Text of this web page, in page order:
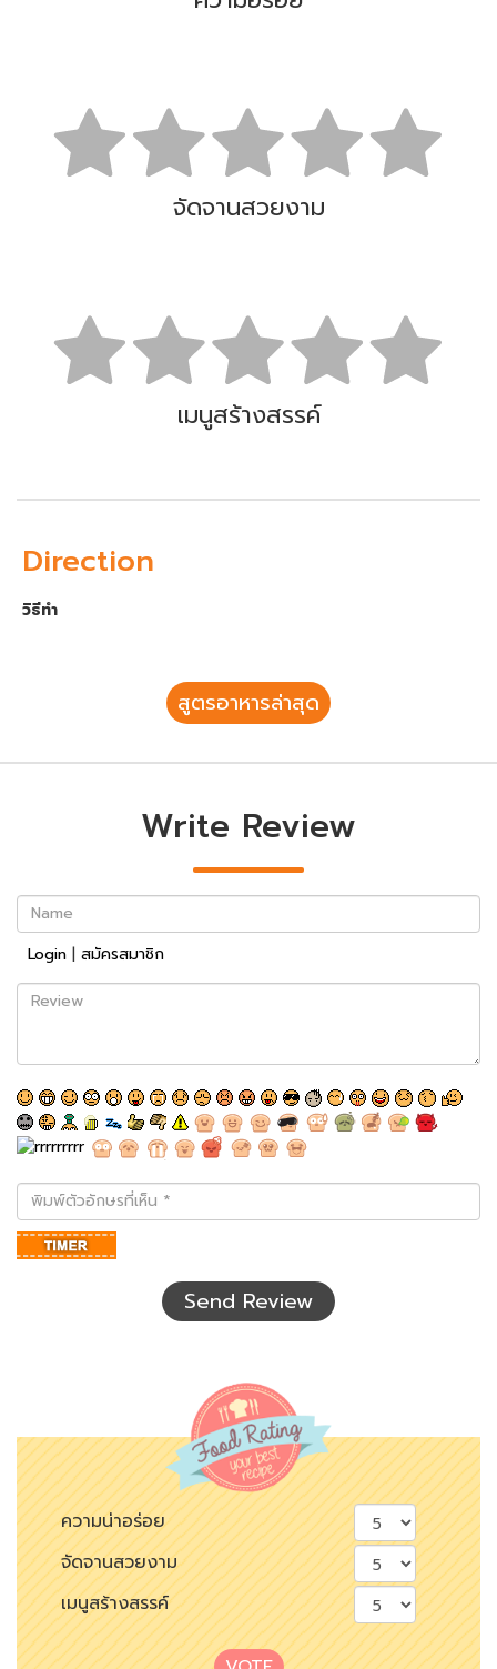
จัดจานสวยงาม
เมนูสร้างสรรค์
Direction
วิธีทำ
สูตรอาหารล่าสุด
Write Review
Name
Login | สมัครสมาชิก
Review
พิมพ์
ตัว
อักษร
ที่
Send Review
ความน่าอร่อย
จัดจานสวยงาม
เมนูสร้างสรรค์